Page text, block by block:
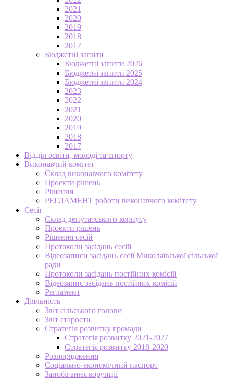
2021
2020
2019
2018
2017
Бюджетні запити
Бюджетні запити 2026
Бюджетні запити 2025
Бюджетні запити 2024
2023
2022
2021
2020
2019
2018
2017
Відділ освіти, молоді та спорту
Виконавчий комітет
Склад виконавчого комітету
Проекти рішень
Рішення
РЕГЛАМЕНТ роботи виконавчого комітету
Сесії
Склад депутатського корпусу
Проекти рішень
Рішення сесій
Протоколи засідань сесій
Відеозаписи засідань сесії Миколаївської сільської
ради
Протоколи засідань постійних комісій
Відеозапис засідань постійних комісій
Регламент
Діяльність
Звіт сільського голови
Звіт старости
Стратегія розвитку громади
Стратегія розвитку 2021-2027
Стратегія розвитку 2018-2020
Розпорядження
Соціально-економічний паспорт
Запобігання корупції